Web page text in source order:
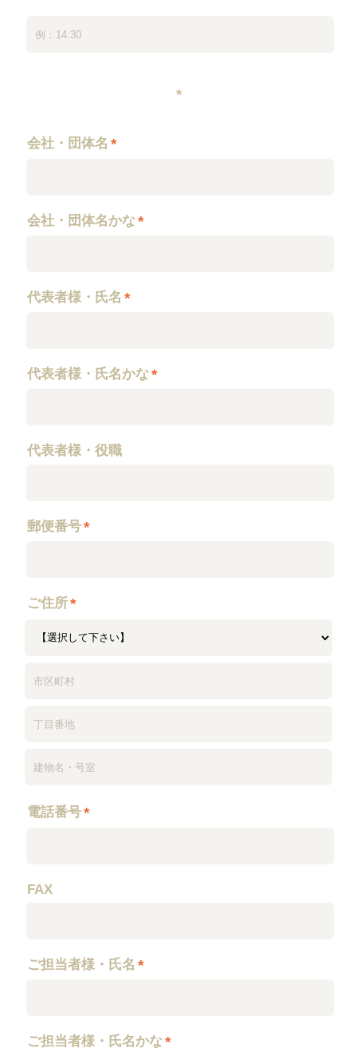
*
会社・団体名 *
会社・団体名かな *
代表者様・氏名 *
代表者様・氏名かな *
代表者様・役職
郵便番号*
ご住所*
電話番号*
FAX
ご担当者様・氏名 *
ご担当者様・氏名かな *